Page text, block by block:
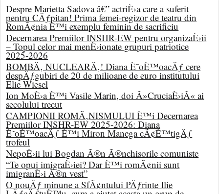
Despre Marietta Sadova â€” actriÈ›a care a suferit
pentru CÄƒpitan! Prima femei-regizor de teatru din
RomÃ¢nia È™i exemplu feminin de sacrificiu
Decernarea Premiilor INSHR-EW pentru organizaÈ›ii
– Topul celor mai menÈ›ionate grupuri patriotice
2025-2026
BOMBÄ‚ NUCLEARÄ‚! Diana È˜oÈ™oacÄƒ cere
despÄƒgubiri de 20 de milioane de euro institutului
Elie Wiesel
Ion MoÈ›a È™i Vasile Marin, doi Â»CruciaÈ›iÂ« ai
secolului trecut
CAMPIONII ROMÃ‚NISMULUI È™i Decernarea
Premiilor INSHR-EW 2025-2026: Diana
È˜oÈ™oacÄƒ È™i Miron Manega cÃ¢È™tigÄƒ
trofeul
NepoÈ›ii lui Bogdan Ã®n Ã®nchisorile comuniste
“Te opui imigraÈ›iei? Dar È™i romÃ¢nii sunt
imigranÈ›i Ã®n vest”
O nouÄƒ minune a SfÃ¢ntului PÄƒrinte Ilie